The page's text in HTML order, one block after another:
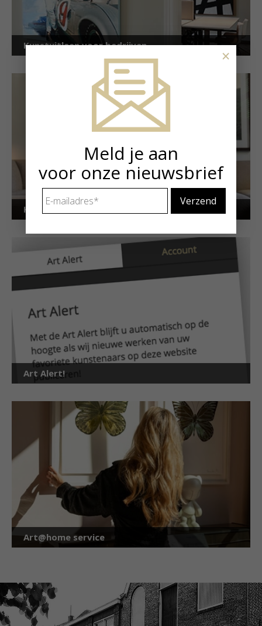
Kunstuitleen voor bedrijven
Kunstuitleen voor particulieren
Art Alert!
Art@home service
Meld je aan
voor onze nieuwsbrief
mailadres *
×